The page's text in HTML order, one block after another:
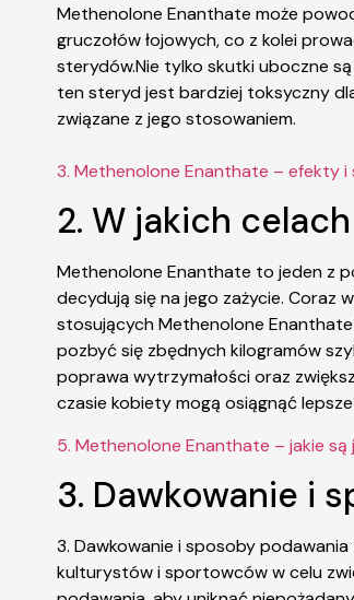
Methenolone Enanthate może
gruczołów łojowych, co z kolei
sterydów.Nie tylko skutki uboczne
ten steryd jest bardziej toksyczny
związane z jego stosowaniem.
3. Methenolone Enanthate – efekty i
2. W jakich
Methenolone Enanthate to jeden z
decydują się na jego zażycie. Coraz
stosujących Methenolone
pozbyć się zbędnych kilogramów
poprawa wytrzymałości oraz
czasie kobiety mogą osiągnąć
5. Methenolone Enanthate – jakie
3. Dawkowanie i
3. Dawkowanie i sposoby
kulturystów i sportowców w celu